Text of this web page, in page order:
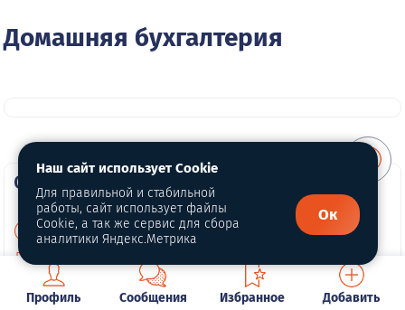
Домашняя бухгалтерия
О портале
О нас
Политика конфиденциальности
Обработка персональных данных
Профиль Сообщения Избранное Добавить
Наш сайт использует Cookie
Для правильной и стабильной
работы, сайт использует файлы
Cookie, а так же сервис для сбора
аналитики Яндекс.Метрика
Ок